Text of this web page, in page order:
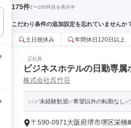
175件1〜100件目を表示中
こだわり条件の追加設定を忘れていませんか
土日祝休み 年間休日120日以上
正社員
ビジネスホテルの日勤専属
株式会社呉竹荘
✅未経験歓迎✅希望以外の転勤なし
〒590-0971大阪府堺市堺区栄橋